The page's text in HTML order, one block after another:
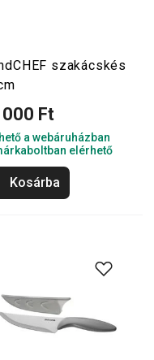
szakácskés
Ft
a webáruházban
elérhető
Kosárba